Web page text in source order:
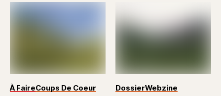
À FaireCoups De Coeur DossierWebzine